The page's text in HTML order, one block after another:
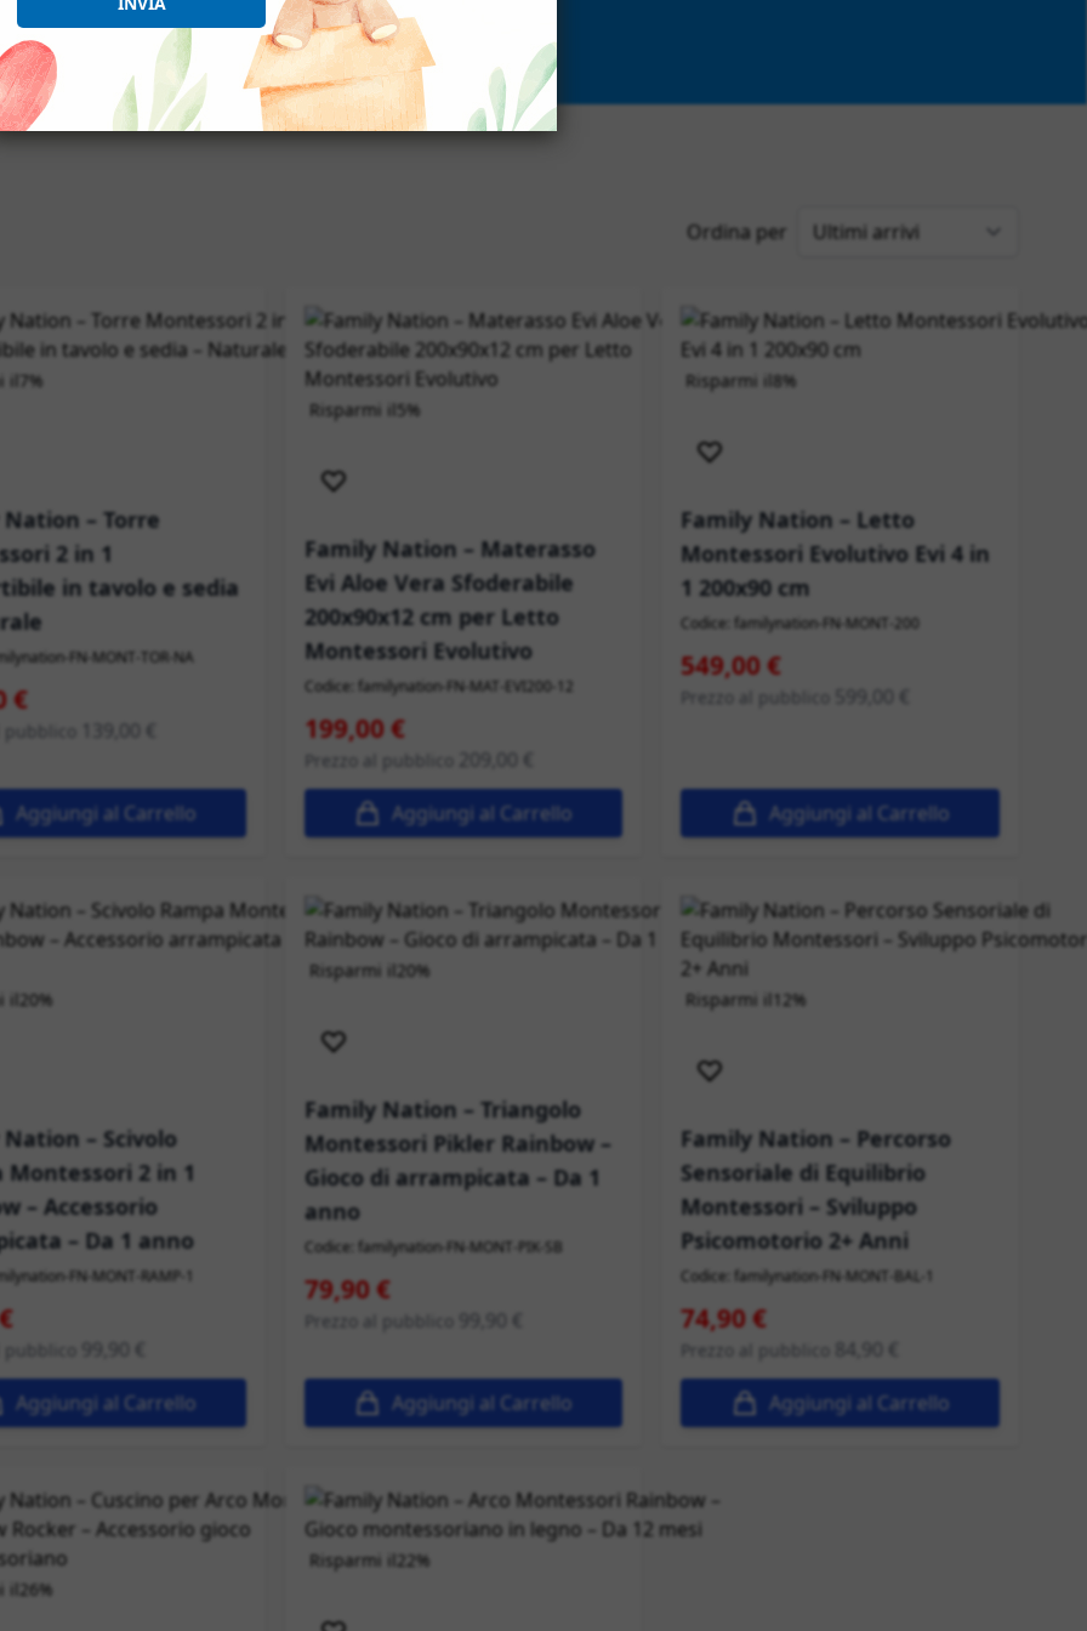
Ordina per
il 7%
– Torre
2 in 1
in tavolo e sedia
FN-MONT-TOR-NA
€
pubblico 139,00 €
Aggiungi al Carrello
Risparmi il5%
Family Nation – Materasso
Evi Aloe Vera Sfoderabile
200x90x12 cm per Letto
Montessori Evolutivo
Codice: familynation-FN-MAT-EVI200-12
Prezzo speciale
199,00 €
Prezzo al pubblico
209,00 €
Aggiungi al Carrello
Risparmi il8%
Family Nation – Letto
Montessori Evolutivo Evi 4 in
1 200x90 cm
Codice: familynation-FN-MONT-200
Prezzo speciale
549,00 €
Prezzo al pubblico 599,00 €
Aggiungi al Carrello
il20%
– Scivolo
Montessori 2 in 1
– Accessorio
– Da 1 anno
FN-MONT-RAMP-1
pubblico
99,90 €
Aggiungi al Carrello
Risparmi il20%
Family Nation – Triangolo
Montessori Pikler Rainbow –
Gioco di arrampicata – Da 1
anno
Codice: familynation-FN-MONT-PIK-SB
Prezzo speciale
79,90 €
Prezzo al pubblico 99,90 €
Aggiungi al Carrello
Risparmi il 12%
Family Nation – Percorso
Sensoriale di Equilibrio
Montessori – Sviluppo
Psicomotorio 2+ Anni
Codice: familynation-FN-MONT-BAL-1
Prezzo speciale
74,90 €
Prezzo al pubblico
84,90 €
Aggiungi al Carrello
il26%
Risparmi il22%